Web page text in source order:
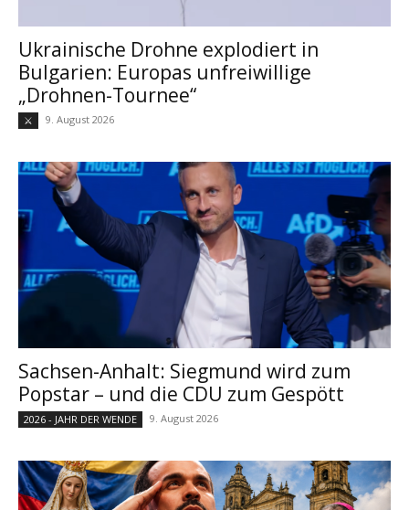
Ukrainische Drohne explodiert in
Bulgarien: Europas unfreiwillige
„Drohnen-Tournee“
⚔ 9. August 2026
Sachsen-Anhalt: Siegmund wird zum
Popstar – und die CDU zum Gespött
2026 - JAHR DER WENDE 9. August 2026